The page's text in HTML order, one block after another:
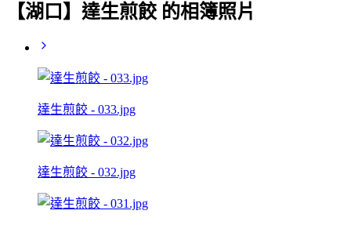
【湖口】達生煎餃 的相簿照片
達生煎餃 - 033.jpg
達生煎餃 - 032.jpg